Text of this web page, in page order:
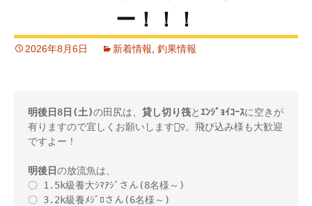
ー！！！
2026年8月6日 新着情報 釣果情報
明後日8日(土)の田尻は、 貸し切り筏とｴﾝｼﾞｮｲｺｰｽに空きが
有りますので宜しくお願いします🙇‍♀️。飛び込み様も大歓迎
ですよー！
明後日の放流魚は、
〇 1.5k級養大ｼﾏｱｼﾞさん(8名様～)
〇 3.2k級養ﾒｼﾞﾛさん(6名様～)